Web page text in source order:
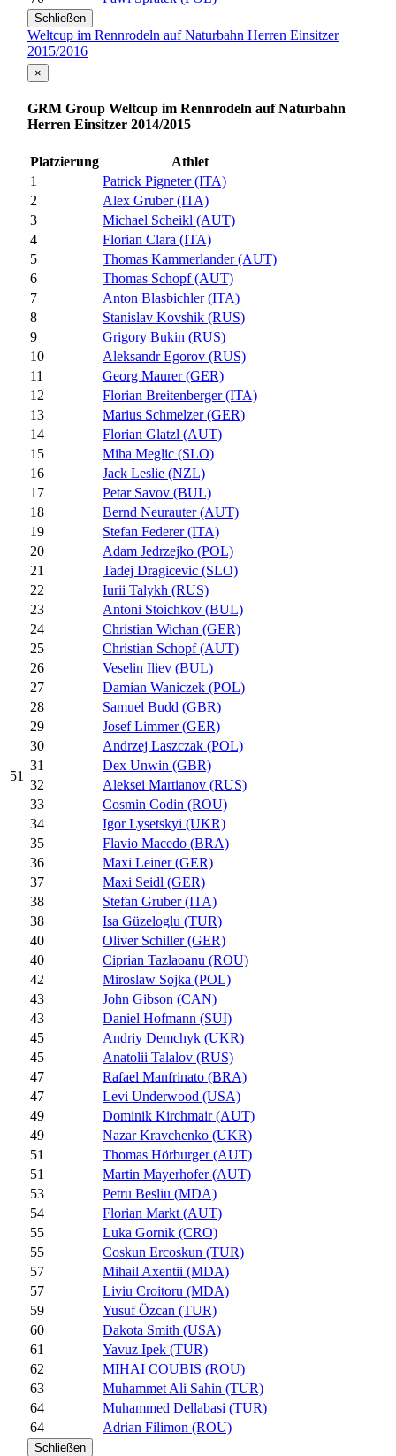
Schließen
Weltcup im Rennrodeln auf Naturbahn Herren Einsitzer
2015/2016
51
×
GRM Group Weltcup im Rennrodeln auf Naturbahn
Herren Einsitzer 2014/2015
Platzierung
Athlet
1
Patrick Pigneter (ITA)
2
Alex Gruber (ITA)
3
Michael Scheikl (AUT)
4
Florian Clara (ITA)
5
Thomas Kammerlander (AUT)
6
Thomas Schopf (AUT)
7
Anton Blasbichler (ITA)
8
Stanislav Kovshik (RUS)
9
Grigory Bukin (RUS)
10
Aleksandr Egorov (RUS)
11
Georg Maurer (GER)
12
Florian Breitenberger (ITA)
13
Marius Schmelzer (GER)
14
Florian Glatzl (AUT)
15
Miha Meglic (SLO)
16
Jack Leslie (NZL)
17
Petar Savov (BUL)
18
Bernd Neurauter (AUT)
19
Stefan Federer (ITA)
20
Adam Jedrzejko (POL)
21
Tadej Dragicevic (SLO)
22
Iurii Talykh (RUS)
23
Antoni Stoichkov (BUL)
24
Christian Wichan (GER)
25
Christian Schopf (AUT)
26
Veselin Iliev (BUL)
27
Damian Waniczek (POL)
28
Samuel Budd (GBR)
29
Josef Limmer (GER)
30
Andrzej Laszczak (POL)
31
Dex Unwin (GBR)
32
Aleksei Martianov (RUS)
33
Cosmin Codin (ROU)
34
Igor Lysetskyi (UKR)
35
Flavio Macedo (BRA)
36
Maxi Leiner (GER)
37
Maxi Seidl (GER)
38
Stefan Gruber (ITA)
38
Isa Güzeloglu (TUR)
40
Oliver Schiller (GER)
40
Ciprian Tazlaoanu (ROU)
42
Miroslaw Sojka (POL)
43
John Gibson (CAN)
43
Daniel Hofmann (SUI)
45
Andriy Demchyk (UKR)
45
Anatolii Talalov (RUS)
47
Rafael Manfrinato (BRA)
47
Levi Underwood (USA)
49
Dominik Kirchmair (AUT)
49
Nazar Kravchenko (UKR)
51
Thomas Hörburger (AUT)
51
Martin Mayerhofer (AUT)
53
Petru Besliu (MDA)
54
Florian Markt (AUT)
55
Luka Gornik (CRO)
55
Coskun Ercoskun (TUR)
57
Mihail Axentii (MDA)
57
Liviu Croitoru (MDA)
59
Yusuf Özcan (TUR)
60
Dakota Smith (USA)
61
Yavuz Ipek (TUR)
62
MIHAI COUBIS (ROU)
63
Muhammet Ali Sahin (TUR)
64
Muhammed Dellabasi (TUR)
64
Adrian Filimon (ROU)
Schließen